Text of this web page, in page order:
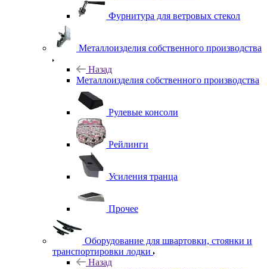
Фурнитура для ветровых стекол
Металлоизделия собственного производства
Назад
Металлоизделия собственного производства
Рулевые консоли
Рейлинги
Усиления транца
Прочее
Оборудование для швартовки, стоянки и
транспортировки лодки
Назад